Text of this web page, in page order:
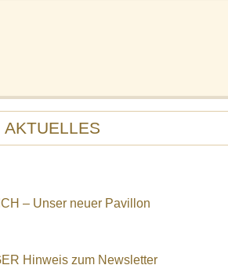
AKTUELLES
– Unser neuer Pavillon
Hinweis zum Newsletter